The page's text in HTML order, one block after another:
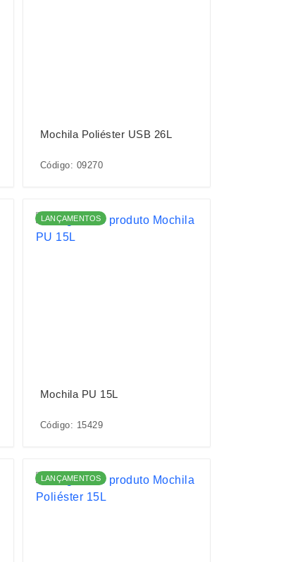
Mochila Poliéster USB 26L
Código: 09270
LANÇAMENTOS
Mochila PU 15L
Código: 15429
LANÇAMENTOS